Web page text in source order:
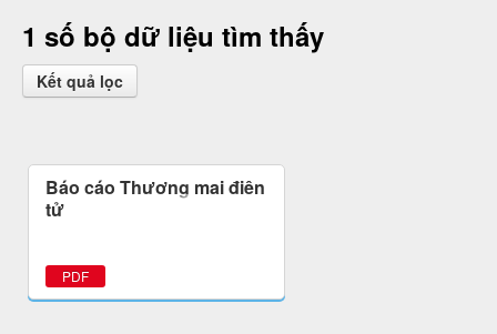
1 số bộ dữ liệu tìm thấy
Kết quả lọc
Báo cáo Thương mại điện
tử
PDF